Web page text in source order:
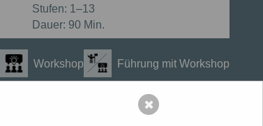
Stufen: 1–13
Dauer: 90 Min.
Workshop Führung mit Workshop
✖